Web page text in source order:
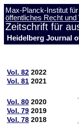
Max-Planck-Institut
öffentliches Recht und
Zeitschrift für
Heidelberg Journal
Vol. 82 2022
Vol. 81 2021
Vol. 80 2020
Vol. 79 2019
Vol. 78 2018